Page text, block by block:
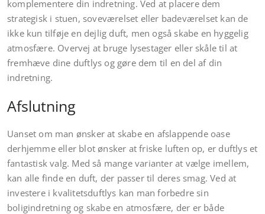
komplementere din indretning. Ved at placere dem
strategisk i stuen, soveværelset eller badeværelset kan de
ikke kun tilføje en dejlig duft, men også skabe en hyggelig
atmosfære. Overvej at bruge lysestager eller skåle til at
fremhæve dine duftlys og gøre dem til en del af din
indretning.
Afslutning
Uanset om man ønsker at skabe en afslappende oase
derhjemme eller blot ønsker at friske luften op, er duftlys et
fantastisk valg. Med så mange varianter at vælge imellem,
kan alle finde en duft, der passer til deres smag. Ved at
investere i kvalitetsduftlys kan man forbedre sin
boligindretning og skabe en atmosfære, der er både